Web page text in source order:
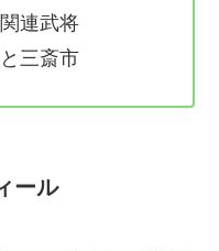
連武将
三斎市
ール